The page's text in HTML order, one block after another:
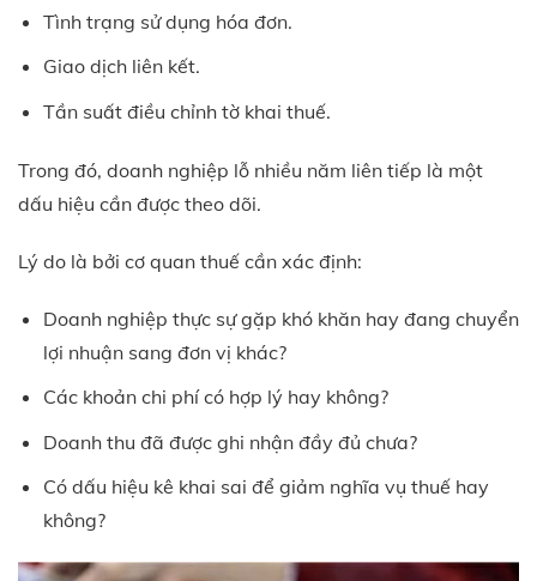
Tình trạng sử dụng hóa đơn.
Giao dịch liên kết.
Tần suất điều chỉnh tờ khai thuế.
Trong đó, doanh nghiệp lỗ nhiều năm liên tiếp là một
dấu hiệu cần được theo dõi.
Lý do là bởi cơ quan thuế cần xác định:
Doanh nghiệp thực sự gặp khó khăn hay đang chuyển
lợi nhuận sang đơn vị khác?
Các khoản chi phí có hợp lý hay không?
Doanh thu đã được ghi nhận đầy đủ chưa?
Có dấu hiệu kê khai sai để giảm nghĩa vụ thuế hay
không?